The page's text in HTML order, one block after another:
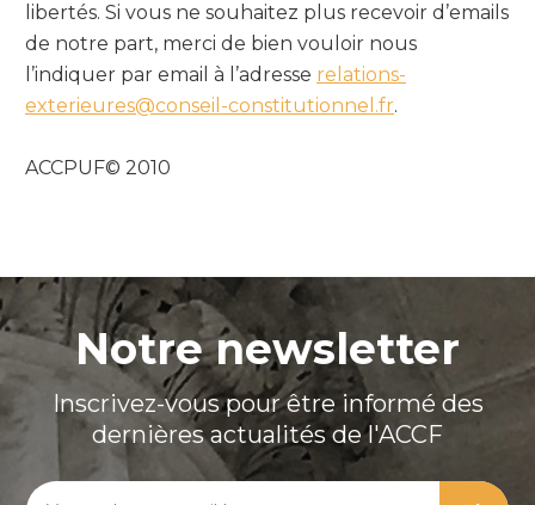
libertés. Si vous ne souhaitez plus recevoir d’emails
de notre part, merci de bien vouloir nous
l’indiquer par email à l’adresse relations-
exterieures@conseil-constitutionnel.fr.
ACCPUF© 2010
Notre newsletter
Inscrivez-vous pour être informé des
dernières actualités de l'ACCF